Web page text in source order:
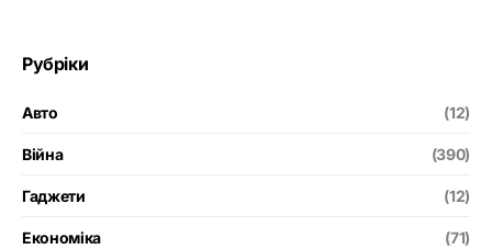
Рубріки
Авто (12)
Війна (390)
Гаджети (12)
Економіка (71)